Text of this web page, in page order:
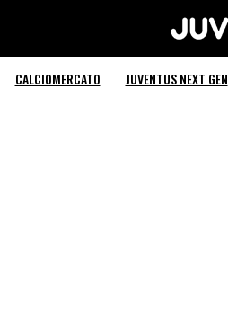
CALCIOMERCATO JUVENTUS NEXT GEN